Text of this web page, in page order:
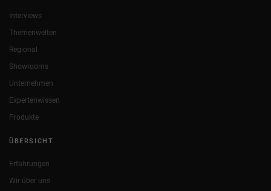
Interviews
Themenwelten
Regional
Showrooms
Unternehmen
Expertenwissen
Produkte
ÜBERSICHT
Erfahrungen
Wir über uns